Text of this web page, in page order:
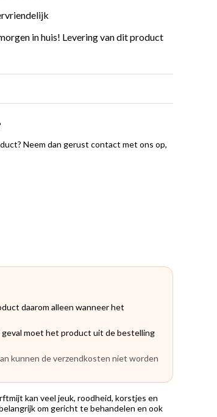
in huis! Levering van dit product
Neem dan gerust contact met ons op,
daarom alleen wanneer het
moet het product uit de bestelling
kunnen de verzendkosten niet worden
kan veel jeuk, roodheid, korstjes en
om gericht te behandelen en ook